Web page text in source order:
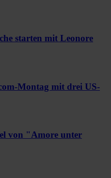
starten mit Leonore
Montag mit drei US-
von "Amore unter